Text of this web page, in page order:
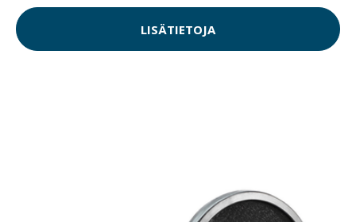
LISÄTIETOJA